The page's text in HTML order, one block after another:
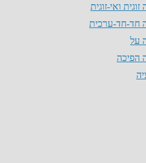
זוגית ואי-זוגית
חד-חד-ערכית
על
הפיכה